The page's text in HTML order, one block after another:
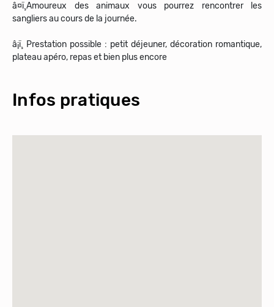
â¤ï¸Amoureux des animaux vous pourrez rencontrer les
sangliers au cours de la journée.
â¡ï¸ Prestation possible : petit déjeuner, décoration romantique,
plateau apéro, repas et bien plus encore
Infos pratiques